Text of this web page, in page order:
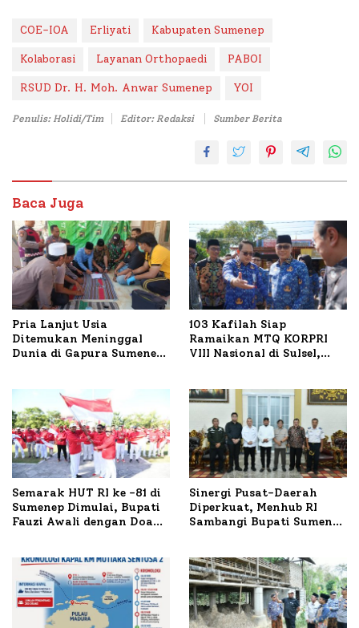
COE-IOA Erliyati Kabupaten Sumenep
Kolaborasi Layanan Orthopaedi PABOI
RSUD Dr. H. Moh. Anwar Sumenep YOI
Penulis: Holidi/Tim Editor: Redaksi Sumber Berita
Baca Juga
Pria Lanjut Usia
Ditemukan Meninggal
Dunia di Gapura Sumenep,
103 Kafilah Siap
Ramaikan MTQ KORPRI
VIII Nasional di Sulsel,
Semarak HUT RI ke -81 di
Sumenep Dimulai, Bupati
Fauzi Awali dengan Doa
Sinergi Pusat-Daerah
Diperkuat, Menhub RI
Sambangi Bupati Sumenep